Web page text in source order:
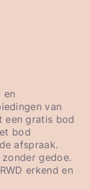
en
van
een gratis bod
bod
afspraak.
gedoe.
erkend en